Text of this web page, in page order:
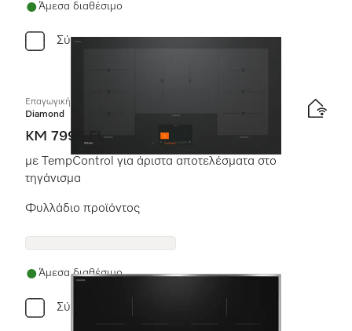
Άμεσα διαθέσιμο
Σύγκριση
Επαγωγική εστία με χειριστήρια επί της συσκευής
Diamond
KM 7999 FL
με TempControl για άριστα αποτελέσματα στο
τηγάνισμα
Φυλλάδιο προϊόντος
Άμεσα διαθέσιμο
Σύγκριση